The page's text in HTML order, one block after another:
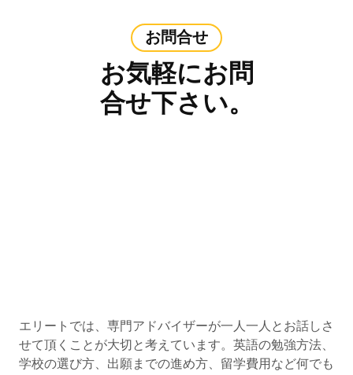
お問合せ
お気軽にお問
合せ下さい。
エリートでは、専門アドバイザーが一人一人とお話しさ
せて頂くことが大切と考えています。英語の勉強方法、
学校の選び方、出願までの進め方、留学費用など何でも